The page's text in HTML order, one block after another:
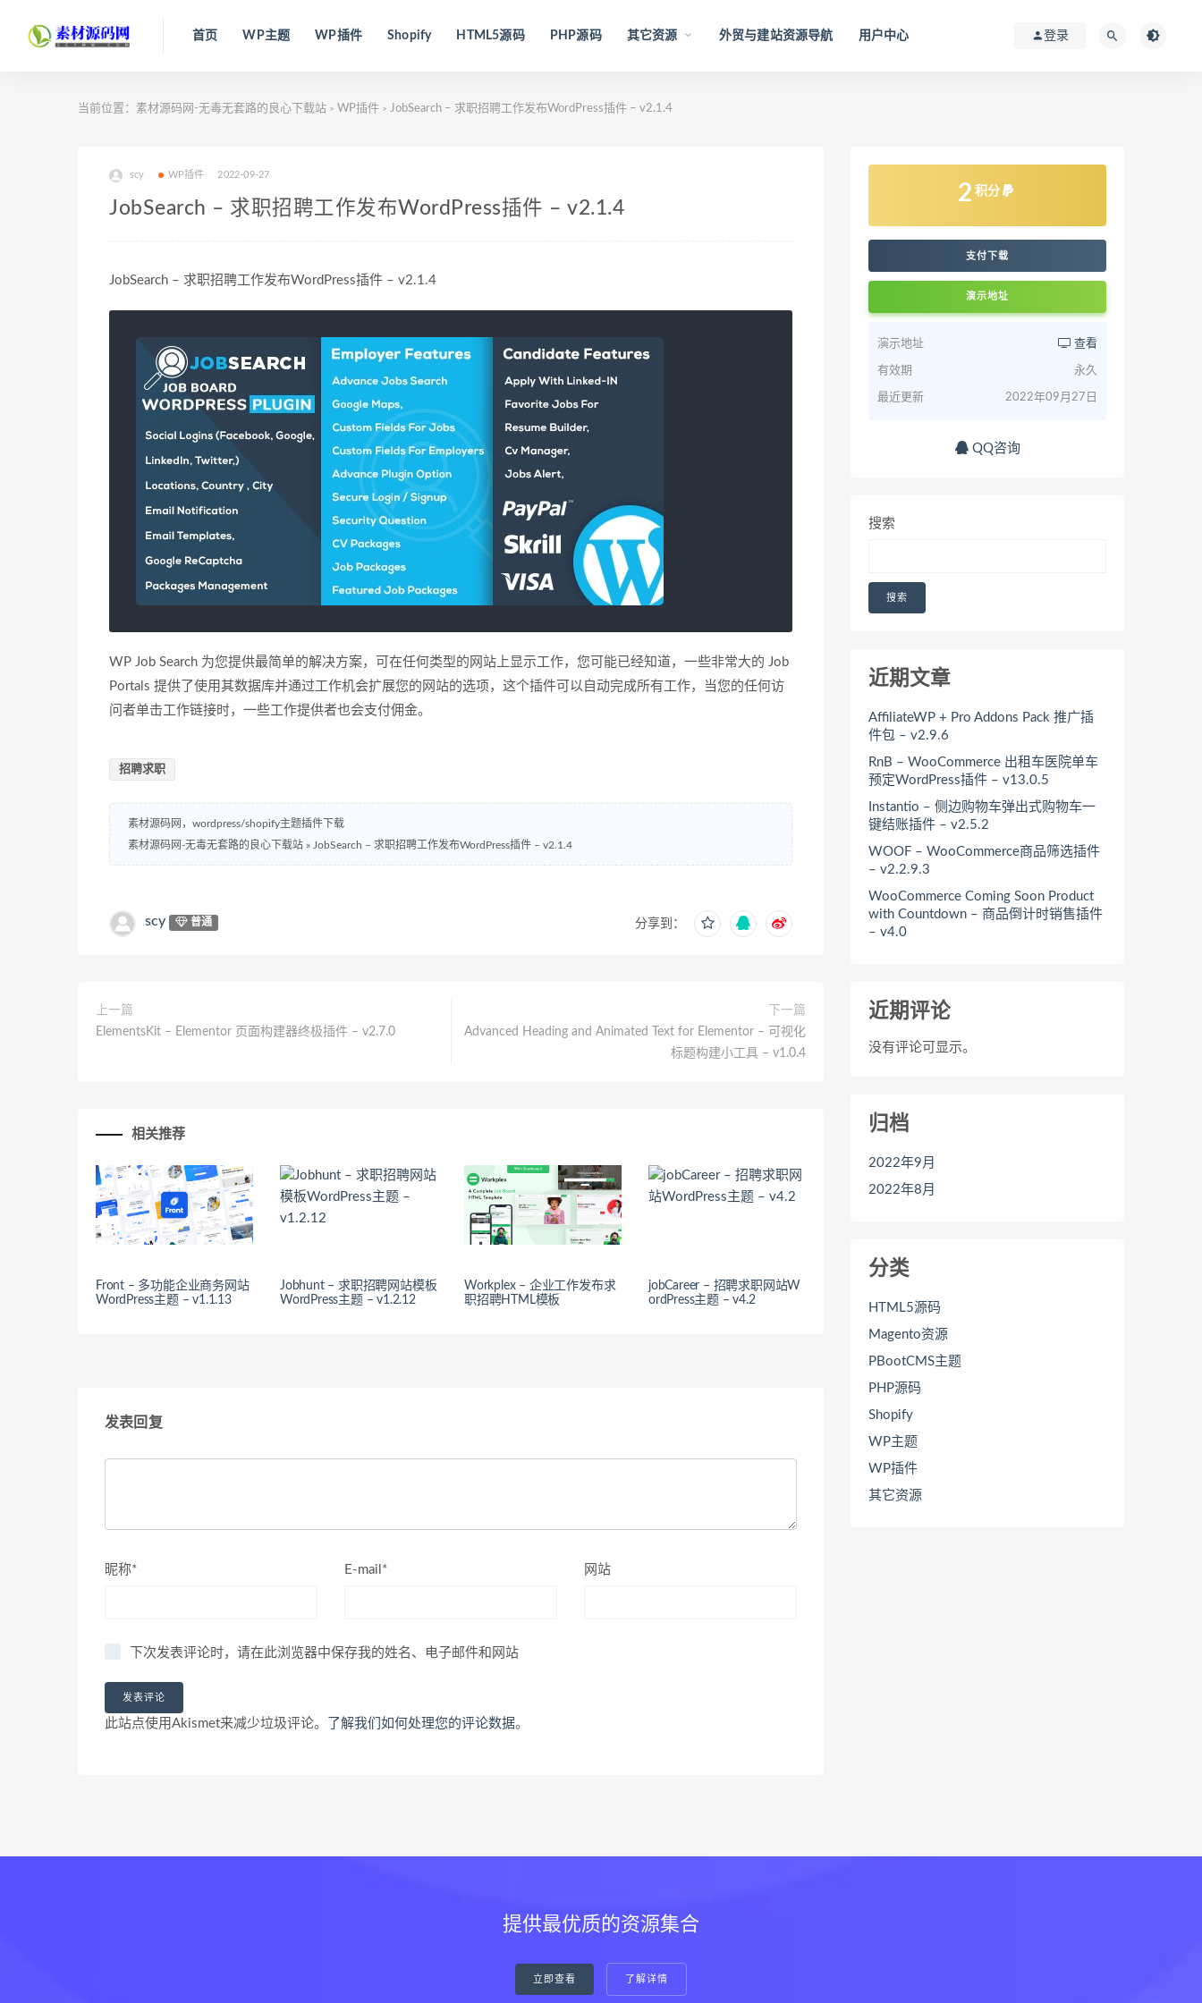
首页 WP主题 WP插件 Shopify HTML5源码 PHP源码 其它资源 外贸与建站资源导航 用户中心 登录
当前位置： 素材源码网-无毒无套路的良心下载站 > WP插件 > JobSearch – 求职招聘工作发布WordPress插件 – v2.1.4
scy WP插件 2022-09-27
JobSearch – 求职招聘工作发布WordPress插件 – v2.1.4
JobSearch – 求职招聘工作发布WordPress插件 – v2.1.4
WP Job Search 为您提供最简单的解决方案，可在任何类型的网站上显示工作，您可能已经知道，一些非常大的 Job
Portals 提供了使用其数据库并通过工作机会扩展您的网站的选项，这个插件可以自动完成所有工作，当您的任何访
问者单击工作链接时，一些工作提供者也会支付佣金。
招聘求职
素材源码网，wordpress/shopify主题插件下载
素材源码网-无毒无套路的良心下载站 » JobSearch – 求职招聘工作发布WordPress插件 – v2.1.4
scy 普通 分享到：
上一篇
ElementsKit – Elementor 页面构建器终极插件 – v2.7.0
下一篇
Advanced Heading and Animated Text for Elementor – 可视化
标题构建小工具 – v1.0.4
相关推荐
Front – 多功能企业商务网站
WordPress主题 – v1.1.13
Jobhunt – 求职招聘网站模板
WordPress主题 – v1.2.12
Workplex – 企业工作发布求
职招聘HTML模板
jobCareer – 招聘求职网站W
ordPress主题 – v4.2
发表回复
昵称* E-mail* 网站
下次发表评论时，请在此浏览器中保存我的姓名、电子邮件和网站
此站点使用Akismet来减少垃圾评论。 了解我们如何处理您的评论数据。
2 积分
支付下载
演示地址
演示地址 查看
有效期 永久
最近更新 2022年09月27日
QQ咨询
搜索
搜索
近期文章
AffiliateWP + Pro Addons Pack 推广插
件包 – v2.9.6
RnB – WooCommerce 出租车医院单车
预定WordPress插件 – v13.0.5
Instantio – 侧边购物车弹出式购物车一
键结账插件 – v2.5.2
WOOF – WooCommerce商品筛选插件
– v2.2.9.3
WooCommerce Coming Soon Product
with Countdown – 商品倒计时销售插件
– v4.0
近期评论
没有评论可显示。
归档
2022年9月
2022年8月
分类
HTML5源码
Magento资源
PBootCMS主题
PHP源码
Shopify
WP主题
WP插件
其它资源
提供最优质的资源集合
立即查看 了解详情